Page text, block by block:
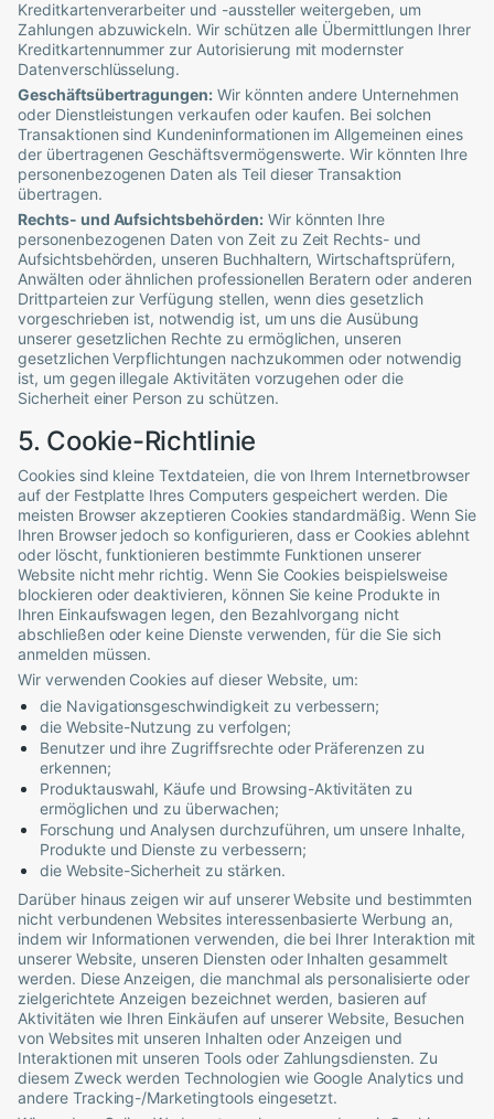
Kreditkartenverarbeiter und -aussteller weitergeben, um
Zahlungen abzuwickeln. Wir schützen alle Übermittlungen Ihrer
Kreditkartennummer zur Autorisierung mit modernster
Datenverschlüsselung.
Geschäftsübertragungen: Wir könnten andere Unternehmen
oder Dienstleistungen verkaufen oder kaufen. Bei solchen
Transaktionen sind Kundeninformationen im Allgemeinen eines
der übertragenen Geschäftsvermögenswerte. Wir könnten Ihre
personenbezogenen Daten als Teil dieser Transaktion
übertragen.
Rechts- und Aufsichtsbehörden:Wir könnten Ihre
personenbezogenen Daten von Zeit zu Zeit Rechts- und
Aufsichtsbehörden, unseren Buchhaltern, Wirtschaftsprüfern,
Anwälten oder ähnlichen professionellen Beratern oder anderen
Drittparteien zur Verfügung stellen, wenn dies gesetzlich
vorgeschrieben ist, notwendig ist, um uns die Ausübung
unserer gesetzlichen Rechte zu ermöglichen, unseren
gesetzlichen Verpflichtungen nachzukommen oder notwendig
ist, um gegen illegale Aktivitäten vorzugehen oder die
Sicherheit einer Person zu schützen.
5. Cookie-Richtlinie
Cookies sind kleine Textdateien, die von Ihrem Internetbrowser
auf der Festplatte Ihres Computers gespeichert werden. Die
meisten Browser akzeptieren Cookies standardmäßig. Wenn Sie
Ihren Browser jedoch so konfigurieren, dass er Cookies ablehnt
oder löscht, funktionieren bestimmte Funktionen unserer
Website nicht mehr richtig. Wenn Sie Cookies beispielsweise
blockieren oder deaktivieren, können Sie keine Produkte in
Ihren Einkaufswagen legen, den Bezahlvorgang nicht
abschließen oder keine Dienste verwenden, für die Sie sich
anmelden müssen.
Wir verwenden Cookies auf dieser Website, um:
die Navigationsgeschwindigkeit zu verbessern;
die Website-Nutzung zu verfolgen;
Benutzer und ihre Zugriffsrechte oder Präferenzen zu
erkennen;
Produktauswahl, Käufe und Browsing-Aktivitäten zu
ermöglichen und zu überwachen;
Forschung und Analysen durchzuführen, um unsere Inhalte,
Produkte und Dienste zu verbessern;
die Website-Sicherheit zu stärken.
Darüber hinaus zeigen wir auf unserer Website und bestimmten
nicht verbundenen Websites interessenbasierte Werbung an,
indem wir Informationen verwenden, die bei Ihrer Interaktion mit
unserer Website, unseren Diensten oder Inhalten gesammelt
werden. Diese Anzeigen, die manchmal als personalisierte oder
zielgerichtete Anzeigen bezeichnet werden, basieren auf
Aktivitäten wie Ihren Einkäufen auf unserer Website, Besuchen
von Websites mit unseren Inhalten oder Anzeigen und
Interaktionen mit unseren Tools oder Zahlungsdiensten. Zu
diesem Zweck werden Technologien wie Google Analytics und
andere Tracking-/Marketingtools eingesetzt.